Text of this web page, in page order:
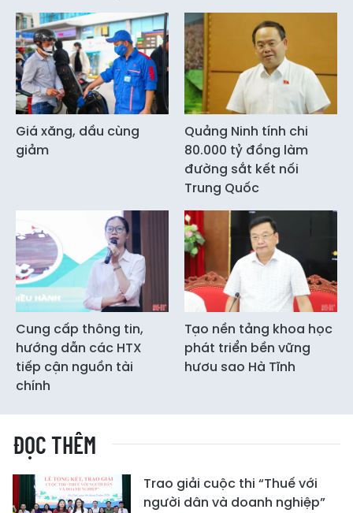
Giá xăng, dầu cùng
giảm
Quảng Ninh tính chi
80.000 tỷ đồng làm
đường sắt kết nối
Trung Quốc
Cung cấp thông tin,
hướng dẫn các HTX
tiếp cận nguồn tài
chính
Tạo nền tảng khoa học
phát triển bền vững
hươu sao Hà Tĩnh
ĐỌC THÊM
Trao giải cuộc thi “Thuế với
người dân và doanh nghiệp”